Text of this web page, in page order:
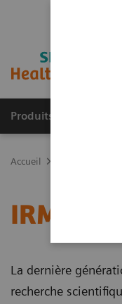
Produits & services
Accueil
IRM 7T
La dernière
recherche